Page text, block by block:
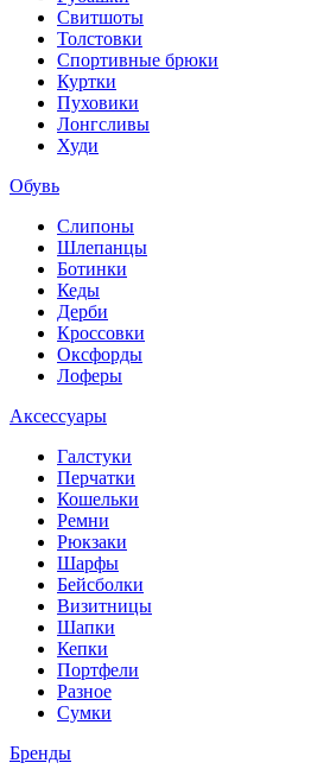
Свитшоты
Толстовки
Спортивные брюки
Куртки
Пуховики
Лонгсливы
Худи
Обувь
Слипоны
Шлепанцы
Ботинки
Кеды
Дерби
Кроссовки
Оксфорды
Лоферы
Аксессуары
Галстуки
Перчатки
Кошельки
Ремни
Рюкзаки
Шарфы
Бейсболки
Визитницы
Шапки
Кепки
Портфели
Разное
Сумки
Бренды